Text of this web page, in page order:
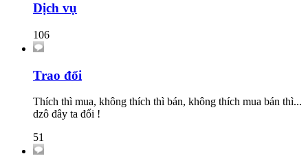
Dịch vụ
106
Trao đổi
Thích thì mua, không thích thì bán, không thích mua bán thì...
dzô đây ta đổi !
51